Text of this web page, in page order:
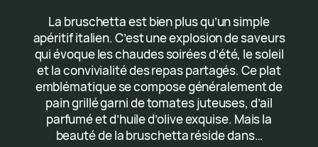
La bruschetta est bien plus qu’un simple
apéritif italien. C’est une explosion de saveurs
qui évoque les chaudes soirées d’été, le soleil
et la convivialité des repas partagés. Ce plat
emblématique se compose généralement de
pain grillé garni de tomates juteuses, d’ail
parfumé et d’huile d’olive exquise. Mais la
beauté de la bruschetta réside dans…